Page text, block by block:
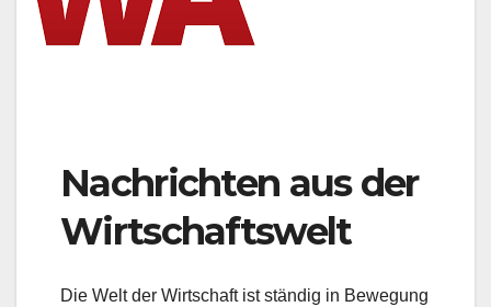
Nachrichten aus der
Wirtschaftswelt
Die Welt der Wirtschaft ist ständig in Bewegung